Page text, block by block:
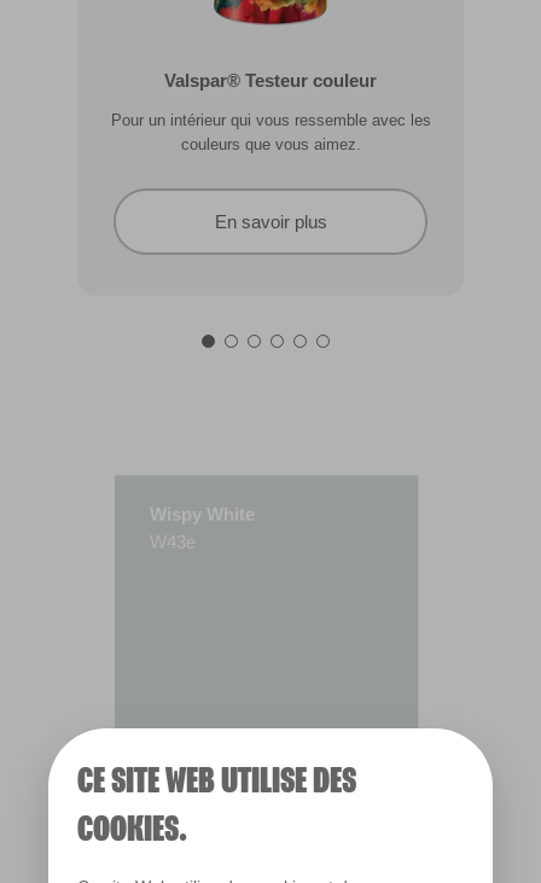
CE SITE WEB UTILISE DES
COOKIES.
Valspar® Testeur couleur
Pour un intérieur qui vous ressemble avec les
couleurs que vous aimez.
En savoir plus
Valspar® Pro Extérieur Boiseries et
Résiste aux fissures et à l’écaillage. Résiste aux
Wispy White
W43e